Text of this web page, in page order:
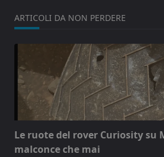
ARTICOLI DA NON PERDERE
Le ruote del rover Curiosity su
malconce che mai